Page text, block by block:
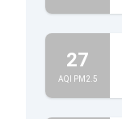
27
AQI PM2.5